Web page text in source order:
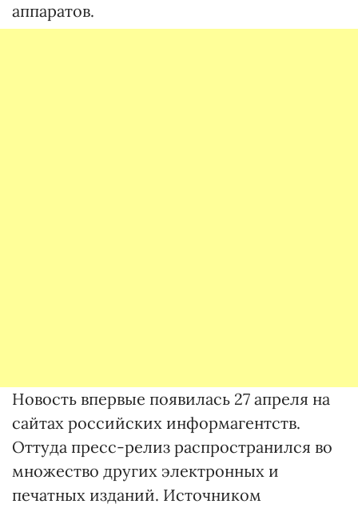
аппаратов.
Новость впервые появилась 27 апреля на
сайтах российских информагентств.
Оттуда пресс-релиз распространился во
множество других электронных и
печатных изданий. Источником